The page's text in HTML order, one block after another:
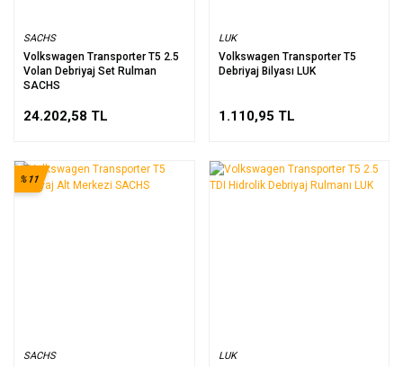
SACHS
Volkswagen Transporter T5 2.5
Volan Debriyaj Set Rulman
SACHS
24.202,58 TL
LUK
Volkswagen Transporter T5
Debriyaj Bilyası LUK
1.110,95 TL
SACHS
%11
LUK